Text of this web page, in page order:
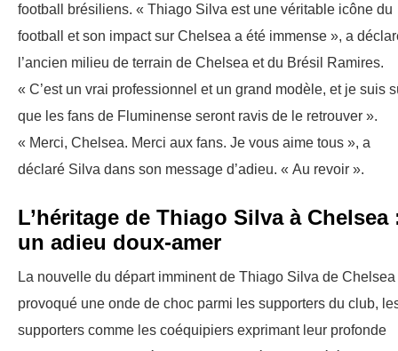
football brésiliens. « Thiago Silva est une véritable icône du
football et son impact sur Chelsea a été immense », a
l’ancien milieu de terrain de Chelsea et du Brésil Ramires.
« C’est un vrai professionnel et un grand modèle, et je suis
que les fans de Fluminense seront ravis de le retrouver ».
« Merci, Chelsea. Merci aux fans. Je vous aime tous », a
déclaré Silva dans son message d’adieu. « Au revoir ».
L’héritage de Thiago Silva à Chelsea
un adieu doux-amer
La nouvelle du départ imminent de Thiago Silva de Chelsea
provoqué une onde de choc parmi les supporters du club,
supporters comme les coéquipiers exprimant leur profonde